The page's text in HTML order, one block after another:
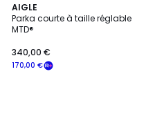
AIGLE
Parka courte à taille réglable
MTD®
170,00 €
340,00 €